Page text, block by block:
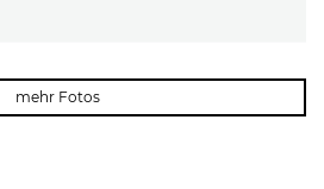
mehr Fotos